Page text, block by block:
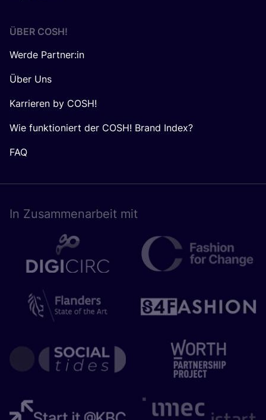
ÜBER COSH!
Werde Partner:in
Über Uns
Karrieren by COSH!
Wie funktioniert der COSH! Brand Index?
FAQ
In Zusam­men­ar­beit mit